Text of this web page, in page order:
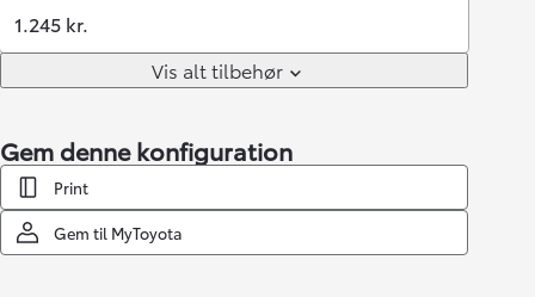
1.245 kr.
Vis alt tilbehør
Gem denne konfiguration
Print
Gem til MyToyota